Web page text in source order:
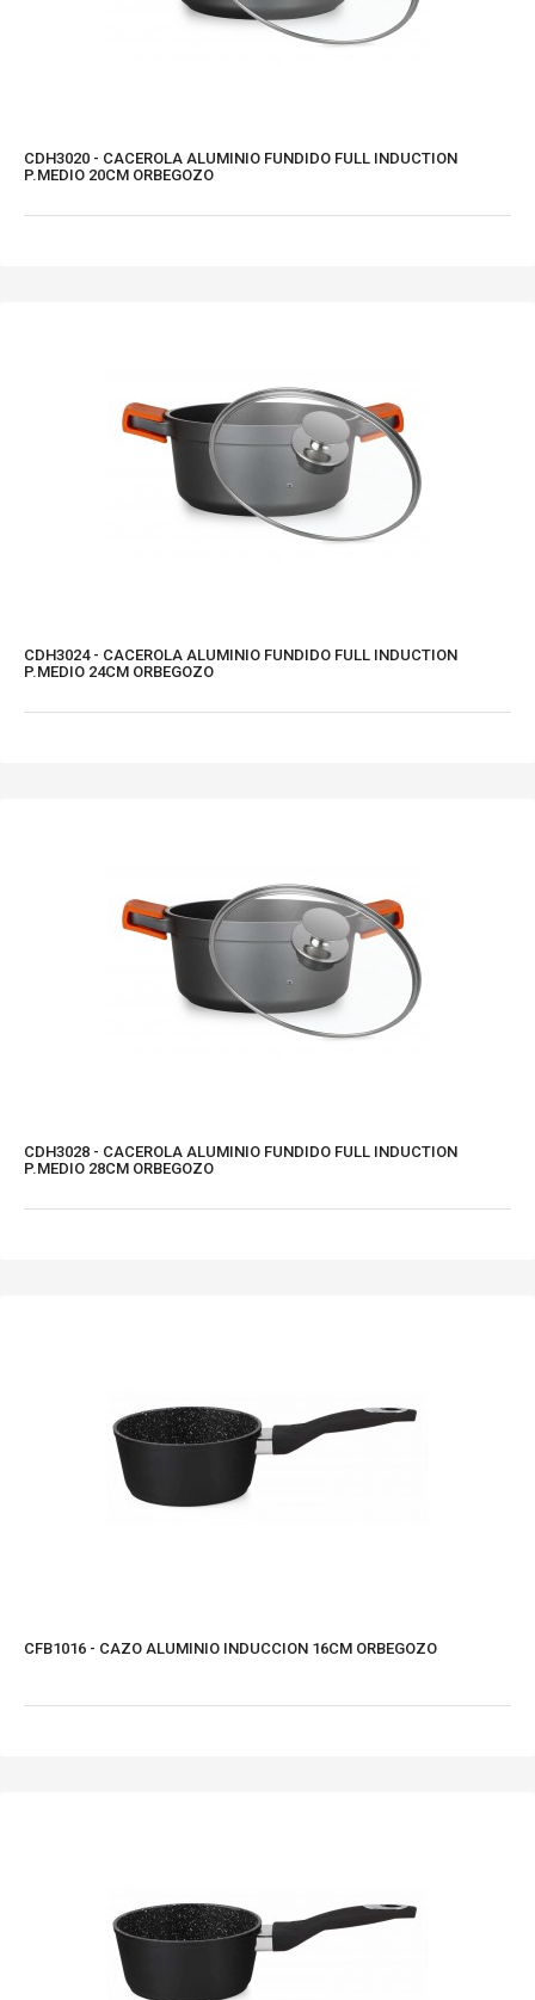
CDH3020 - CACEROLA ALUMINIO FUNDIDO FULL INDUCTION
P.MEDIO 20CM ORBEGOZO
CDH3024 - CACEROLA ALUMINIO FUNDIDO FULL INDUCTION
P.MEDIO 24CM ORBEGOZO
CDH3028 - CACEROLA ALUMINIO FUNDIDO FULL INDUCTION
P.MEDIO 28CM ORBEGOZO
CFB1016 - CAZO ALUMINIO INDUCCION 16CM ORBEGOZO